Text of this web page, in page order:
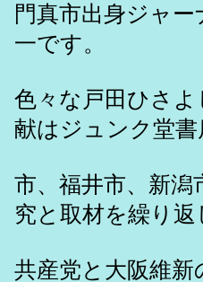
門真市出身ジャ
一です。
色々な戸田ひさ
献はジュンク堂
市、福井市、新
究と取材を繰り
共産党と大阪維